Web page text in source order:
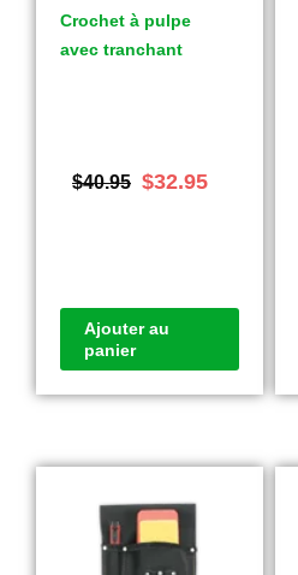
Crochet à pulpe
avec tranchant
$40.95 $32.95
Ajouter au
panier